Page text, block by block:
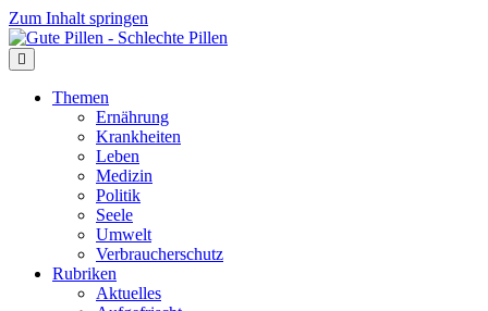
Zum Inhalt springen
Themen
Ernährung
Krankheiten
Leben
Medizin
Politik
Seele
Umwelt
Verbraucherschutz
Rubriken
Aktuelles